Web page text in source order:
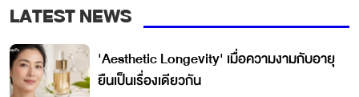
LATEST NEWS
'Aesthetic Longevity' เมื่อความงามกับอายุ
ยืนเป็นเรื่องเดียวกัน